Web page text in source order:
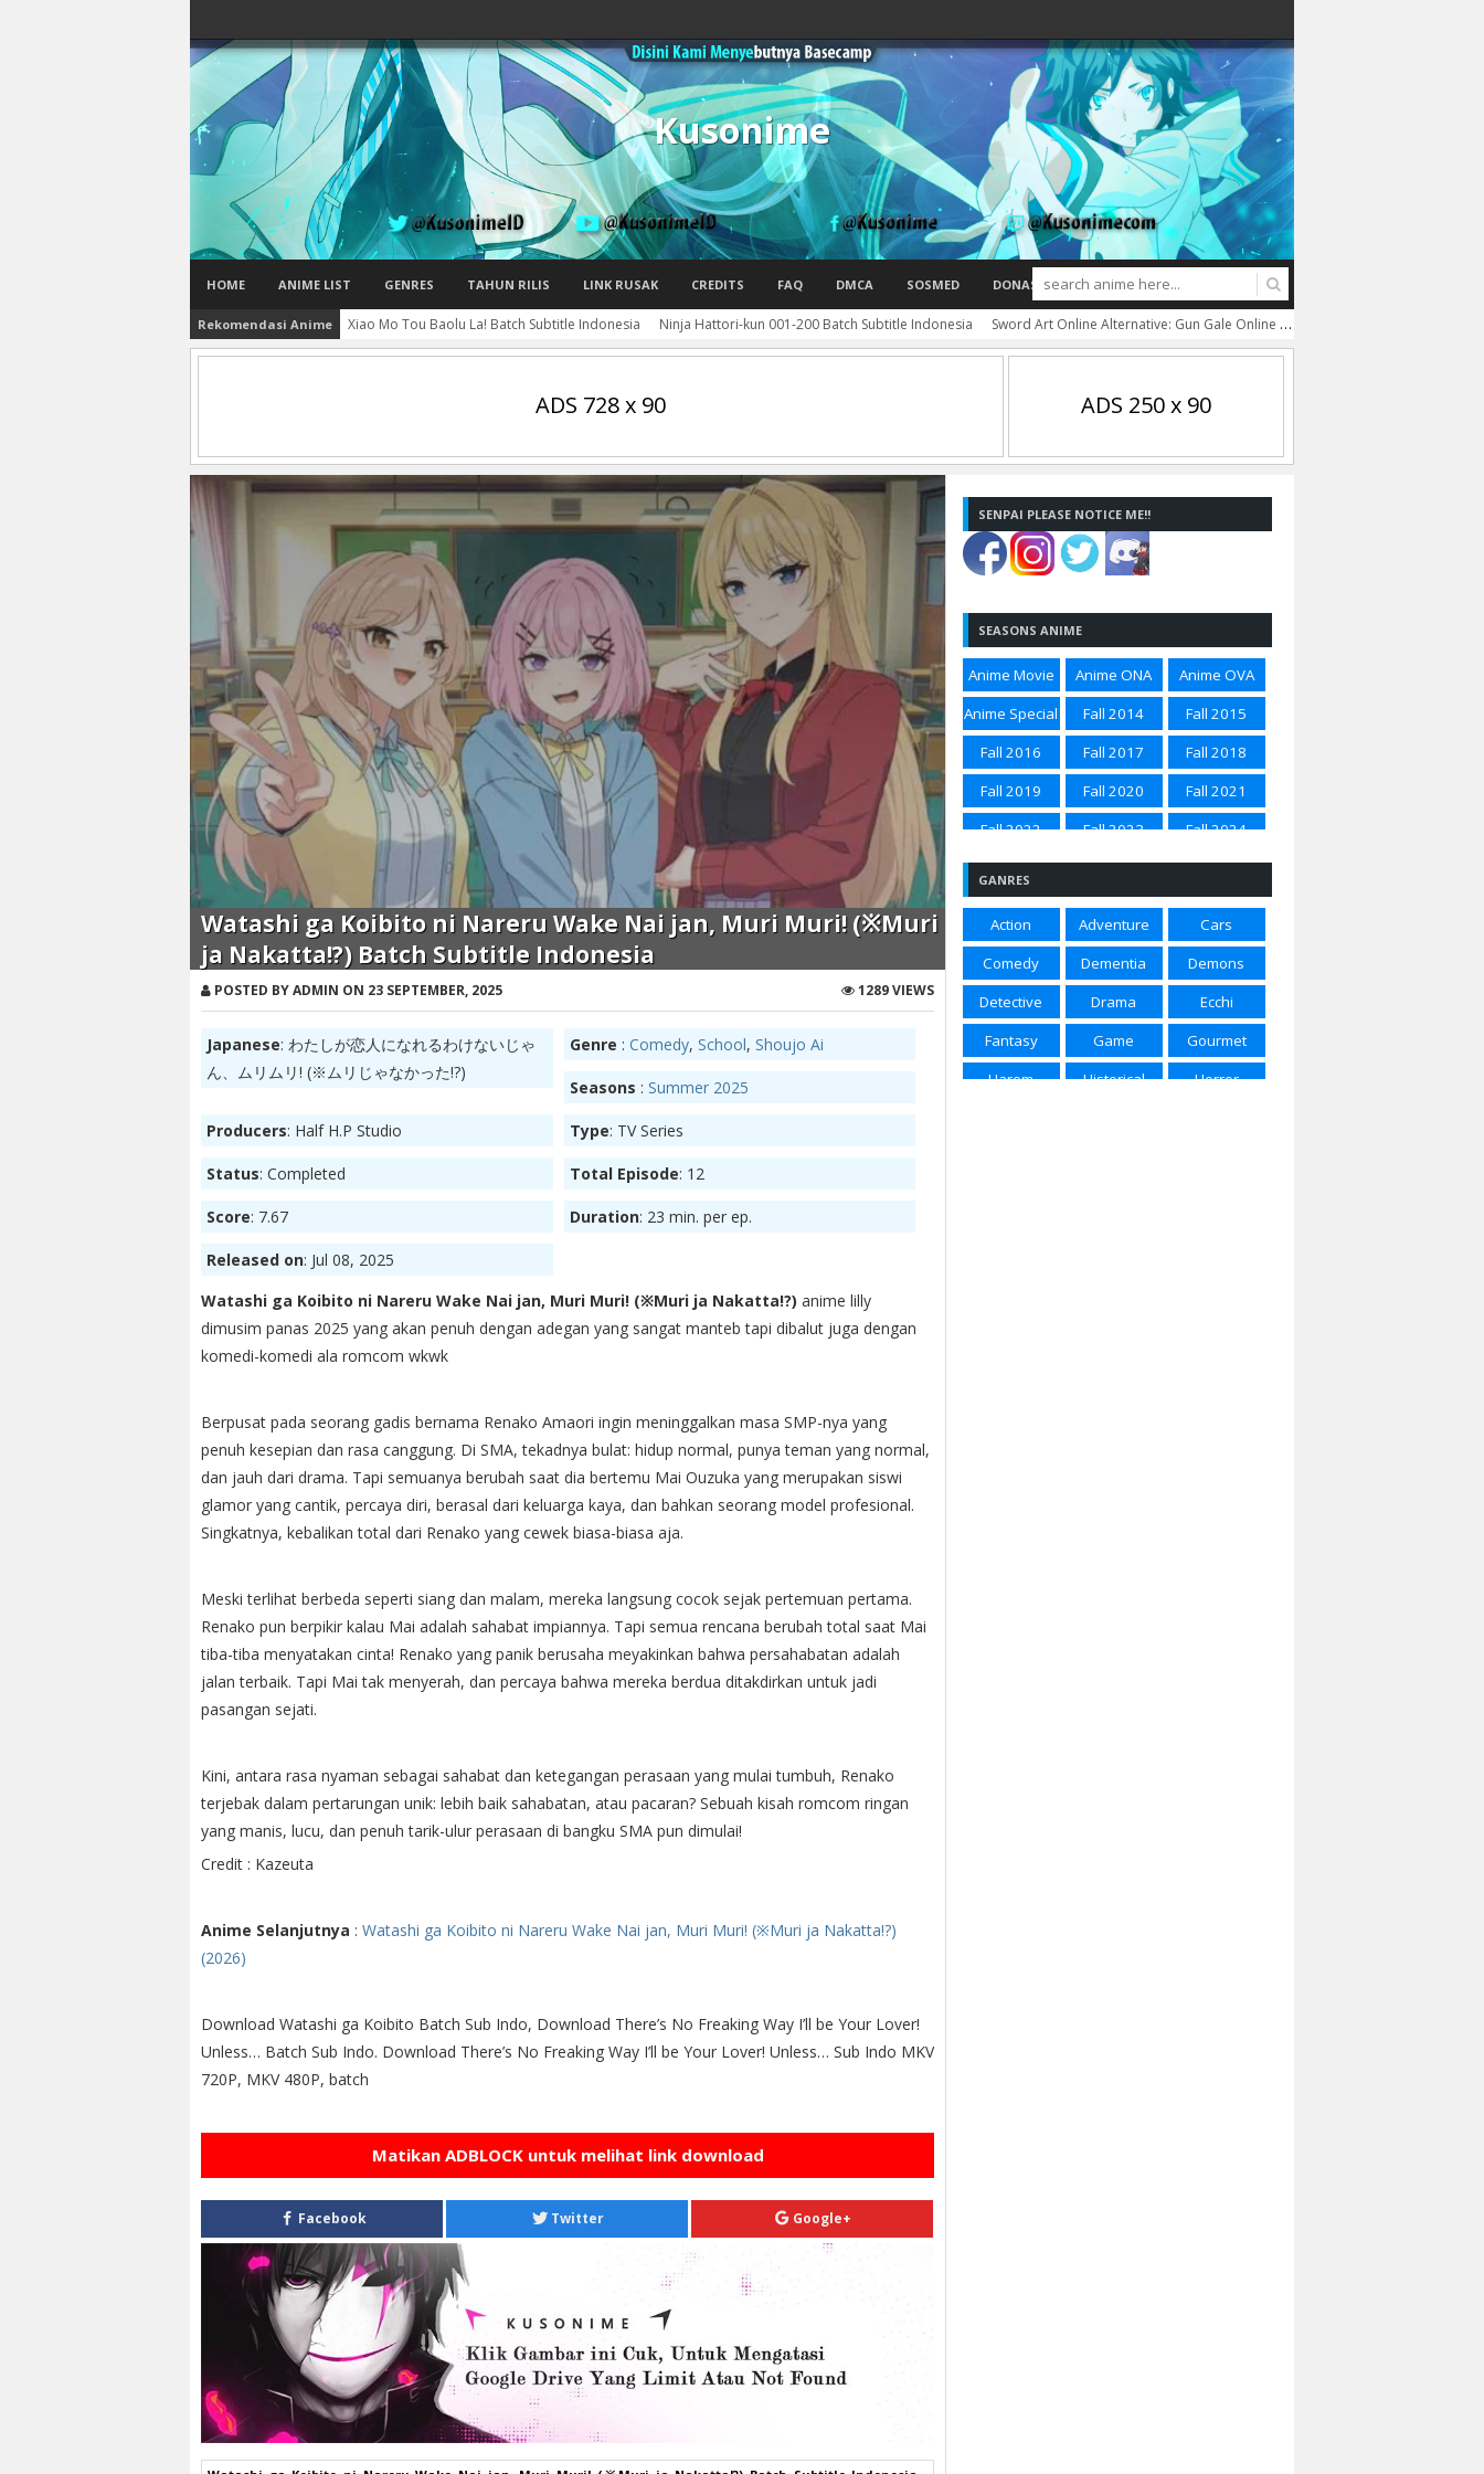
Kusonime
HOME ANIME LIST GENRES TAHUN RILIS LINK RUSAK CREDITS FAQ DMCA SOSMED DONASI
Rekomendasi Anime Xiao Mo Tou Baolu La! Batch Subtitle Indonesia Ninja Hattori-kun 001-200 Batch Subtitle Indonesia Sword Art Online Alternative: Gun Gale Online Season 2 BD Batch Subtitle Indonesia
ADS 728 x 90 ADS 250 x 90
Watashi ga Koibito ni Nareru Wake Nai jan, Muri Muri! (※Muri
ja Nakatta!?) Batch Subtitle Indonesia
POSTED BY ADMIN ON 23 SEPTEMBER, 2025 1289 VIEWS
Japanese: わたしが恋人になれるわけないじゃ
ん、ムリムリ! (※ムリじゃなかった!?)
Genre : Comedy, School, Shoujo Ai
Seasons : Summer 2025
Producers: Half H.P Studio Type: TV Series
Status: Completed Total Episode: 12
Score: 7.67 Duration: 23 min. per ep.
Released on: Jul 08, 2025
Watashi ga Koibito ni Nareru Wake Nai jan, Muri Muri! (※Muri ja Nakatta!?) anime lilly
dimusim panas 2025 yang akan penuh dengan adegan yang sangat manteb tapi dibalut juga dengan
komedi-komedi ala romcom wkwk
Berpusat pada seorang gadis bernama Renako Amaori ingin meninggalkan masa SMP-nya yang
penuh kesepian dan rasa canggung. Di SMA, tekadnya bulat: hidup normal, punya teman yang normal,
dan jauh dari drama. Tapi semuanya berubah saat dia bertemu Mai Ouzuka yang merupakan siswi
glamor yang cantik, percaya diri, berasal dari keluarga kaya, dan bahkan seorang model profesional.
Singkatnya, kebalikan total dari Renako yang cewek biasa-biasa aja.
Meski terlihat berbeda seperti siang dan malam, mereka langsung cocok sejak pertemuan pertama.
Renako pun berpikir kalau Mai adalah sahabat impiannya. Tapi semua rencana berubah total saat Mai
tiba-tiba menyatakan cinta! Renako yang panik berusaha meyakinkan bahwa persahabatan adalah
jalan terbaik. Tapi Mai tak menyerah, dan percaya bahwa mereka berdua ditakdirkan untuk jadi
pasangan sejati.
Kini, antara rasa nyaman sebagai sahabat dan ketegangan perasaan yang mulai tumbuh, Renako
terjebak dalam pertarungan unik: lebih baik sahabatan, atau pacaran? Sebuah kisah romcom ringan
yang manis, lucu, dan penuh tarik-ulur perasaan di bangku SMA pun dimulai!
Credit : Kazeuta
Anime Selanjutnya : Watashi ga Koibito ni Nareru Wake Nai jan, Muri Muri! (※Muri ja Nakatta!?)
(2026)
Download Watashi ga Koibito Batch Sub Indo, Download There’s No Freaking Way I’ll be Your Lover!
Unless… Batch Sub Indo. Download There’s No Freaking Way I’ll be Your Lover! Unless… Sub Indo MKV
720P, MKV 480P, batch
Matikan ADBLOCK untuk melihat link download
Facebook Twitter Google+
SENPAI PLEASE NOTICE ME!!
SEASONS ANIME
Anime Movie Anime ONA
Anime OVA
Anime Special
Fall 2014
Fall 2015
Fall 2016
Fall 2017
Fall 2018
Fall 2019
Fall 2020
Fall 2021
Fall 2022
Fall 2023
Fall 2024
Fall 2025
Spring 2012
Spring 2014
Spring 2015
Spring 2016
Spring 2017
Spring 2018
Spring 2020
Spring 2021
Spring 2022
Spring 2023
Spring 2024
Spring 2025
Spring 2026
Summer 2015
Summer 2016 Summer 2017 Summer 2018
GANRES
Action Adventure
Cars
Comedy
Dementia
Demons
Detective
Drama
Ecchi
Fantasy
Game
Gourmet
Harem
Historical
Horror